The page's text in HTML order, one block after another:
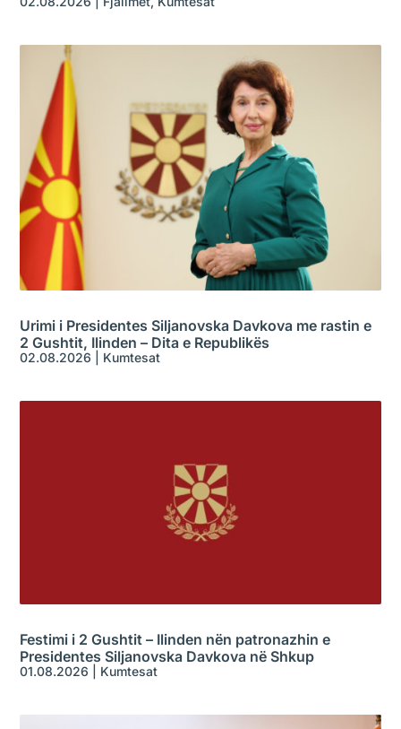
Urimi i Presidentes Siljanovska Davkova me rastin e
2 Gushtit, Ilinden – Dita e Republikës
02.08.2026 Kumtesat
Festimi i 2 Gushtit – Ilinden nën patronazhin e
Presidentes Siljanovska Davkova në Shkup
01.08.2026 Kumtesat